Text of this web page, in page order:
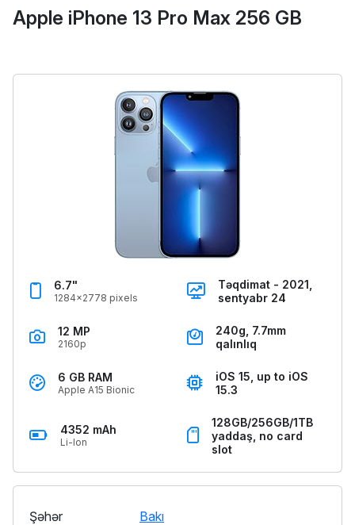
Apple iPhone 13 Pro Max 256 GB
6.7"
1284x2778 pixels
Təqdimat - 2021,
sentyabr 24
12 MP
2160p
240g, 7.7mm
qalınlıq
6 GB RAM
Apple A15 Bionic
iOS 15, up to iOS
15.3
4352 mAh
Li-Ion
128GB/256GB/1TB
yaddaş, no card
slot
Şəhər
Bakı